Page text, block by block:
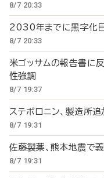
8/7 20:33
2030年までに黒字化
8/7 20:33
米ゴッサムの報告書に
性強調
8/7 19:37
ステボロニン、製造所
8/7 19:31
佐藤製薬、熊本地震で
8/7 19:31